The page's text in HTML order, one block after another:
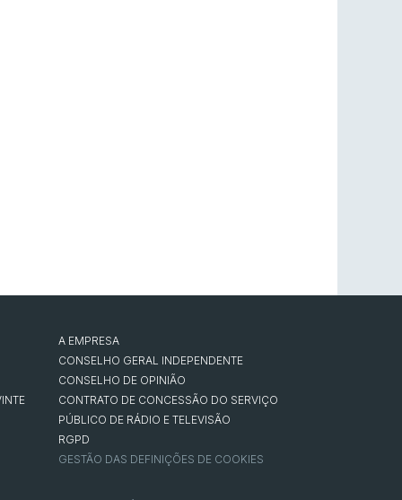
A EMPRESA
CONSELHO GERAL INDEPENDENTE
CONSELHO DE OPINIÃO
CONTRATO DE CONCESSÃO DO SERVIÇO
PÚBLICO DE RÁDIO E TELEVISÃO
RGPD
GESTÃO DAS DEFINIÇÕES DE COOKIES